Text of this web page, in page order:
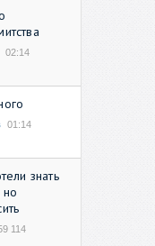
02:14
01:14
знать
114